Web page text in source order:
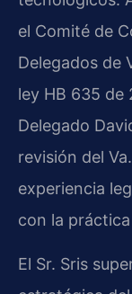
el Comité de
Delegados de
ley HB 635 de
Delegado
revisión del
experiencia
con la
El Sr. Sris